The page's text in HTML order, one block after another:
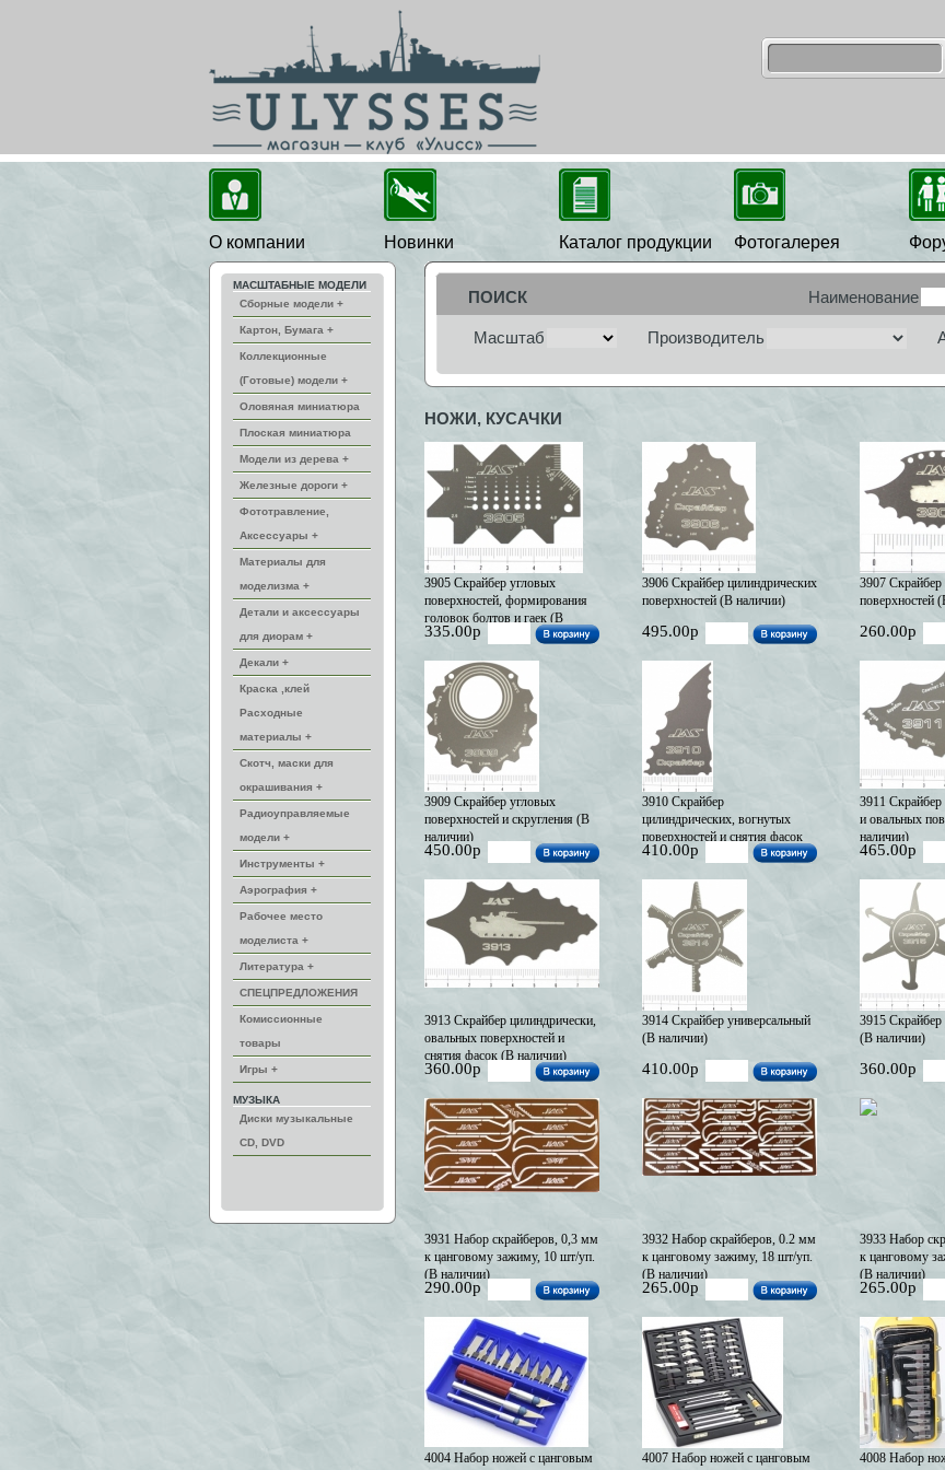
О компании Новинки Каталог продукции Фотогалерея
МАСШТАБНЫЕ МОДЕЛИ
Сборные модели +
Картон, Бумага +
Коллекционные
(Готовые) модели +
Оловяная миниатюра
Плоская миниатюра
Модели из дерева +
Железные дороги +
Фототравление,
Аксессуары +
Материалы для
моделизма +
Детали и аксессуары
для диорам +
Декали +
Краска ,клей
Расходные
материалы +
Скотч, маски для
окрашивания +
Радиоуправляемые
модели +
Инструменты +
Аэрография +
Рабочее место
моделиста +
Литература +
СПЕЦПРЕДЛОЖЕНИЯ
Комиссионные
товары
Игры +
МУЗЫКА
Диски музыкальные
CD, DVD
ПОИСК Наименование
Масштаб Производитель
НОЖИ, КУСАЧКИ
3905 Скрайбер угловых
поверхностей, формирования
головок болтов и гаек (В
наличии)
335.00р
3906 Скрайбер цилиндрических
поверхностей (В наличии)
495.00р
3907 Скрайбер
поверхностей
260.00р
3909 Скрайбер угловых
поверхностей и скругления (В
наличии)
450.00р
3910 Скрайбер
цилиндрических, вогнутых
поверхностей и снятия фасок
(В наличии)
410.00р
3911 Скрайбер
и овальных
наличии)
465.00р
3913 Скрайбер цилиндрически,
овальных поверхностей и
снятия фасок (В наличии)
360.00р
3914 Скрайбер универсальный
(В наличии)
410.00р
3915 Скрайбер
(В наличии)
360.00р
3931 Набор скрайберов, 0,3 мм
к цанговому зажиму, 10 шт/уп.
(В наличии)
290.00р
3932 Набор скрайберов, 0.2 мм
к цанговому зажиму, 18 шт/уп.
(В наличии)
265.00р
3933 Набор
к цанговому
(В наличии)
265.00р
4004 Набор ножей с цанговым
4007 Набор ножей с цанговым
4008 Набор